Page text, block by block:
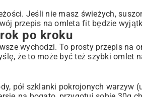
Jeśli nie masz świeżych,
przepis na omleta fit będzie
po kroku
wychodzi. To prosty przepis na
że to może być teższybki omlet
pół szklanki pokrojonych warzyw